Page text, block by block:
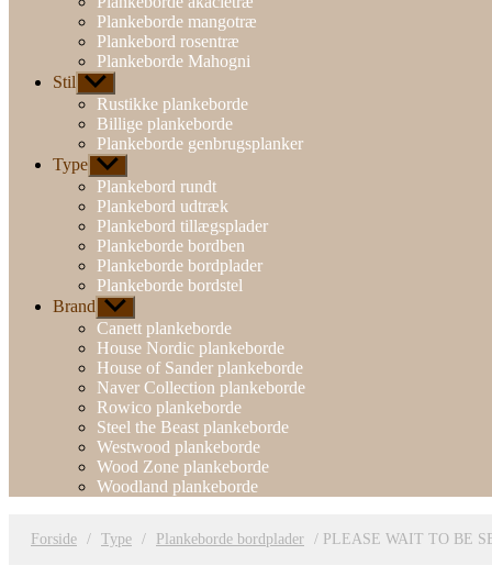
Plankeborde mangotræ
Plankebord rosentræ
Plankeborde Mahogni
Stil Vis
undermenu
Rustikke plankeborde
Billige plankeborde
Plankeborde genbrugsplanker
Type Vis
undermenu
Plankebord rundt
Plankebord udtræk
Plankebord tillægsplader
Plankeborde bordben
Plankeborde bordplader
Plankeborde bordstel
Brand Vis
undermenu
Canett plankeborde
House Nordic plankeborde
House of Sander plankeborde
Naver Collection plankeborde
Rowico plankeborde
Steel the Beast plankeborde
Westwood plankeborde
Wood Zone plankeborde
Woodland plankeborde
Forside / Type / Plankeborde bordplader / PLEASE WAIT TO BE